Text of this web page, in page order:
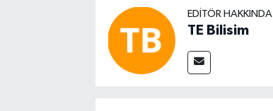
EDITÖR HAKKINDA
TE Bilisim